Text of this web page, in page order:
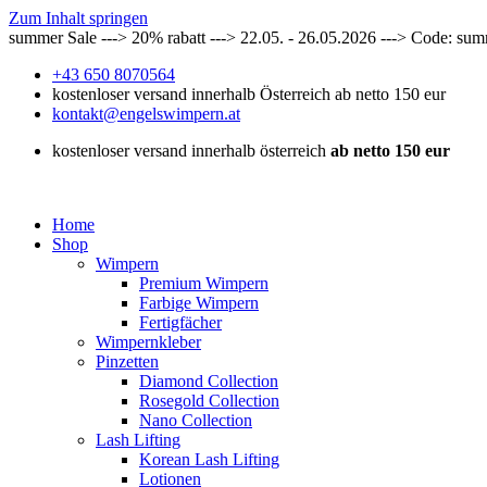
Zum Inhalt springen
summer Sale ---> 20% rabatt ---> 22.05. - 26.05.2026 ---> Code:
+43 650 8070564
kostenloser versand innerhalb Österreich ab netto 150 eur
kontakt@engelswimpern.at
kostenloser versand innerhalb österreich ab netto 150 eur
Home
Shop
Wimpern
Premium Wimpern
Farbige Wimpern
Fertigfächer
Wimpernkleber
Pinzetten
Diamond Collection
Rosegold Collection
Nano Collection
Lash Lifting
Korean Lash Lifting
Lotionen